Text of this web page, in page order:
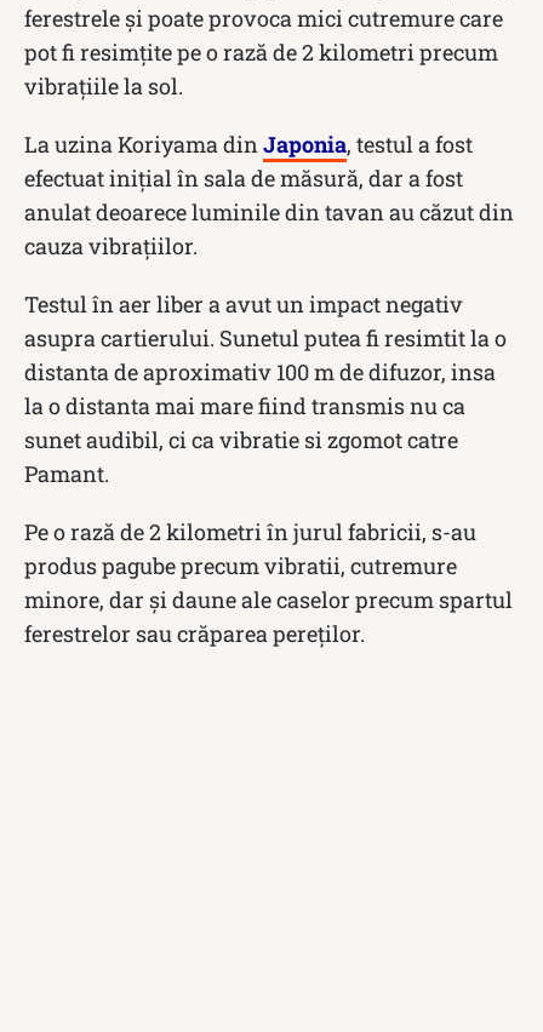
ferestrele și poate provoca mici cutremure care
pot fi resimțite pe o rază de 2 kilometri precum
vibrațiile la sol.
La uzina Koriyama din Japonia, testul a fost
efectuat inițial în sala de măsură, dar a fost
anulat deoarece luminile din tavan au căzut din
cauza vibrațiilor.
Testul în aer liber a avut un impact negativ
asupra cartierului. Sunetul putea fi resimtit la o
distanta de aproximativ 100 m de difuzor, insa
la o distanta mai mare fiind transmis nu ca
sunet audibil, ci ca vibratie si zgomot catre
Pamant.
Pe o rază de 2 kilometri în jurul fabricii, s-au
produs pagube precum vibratii, cutremure
minore, dar și daune ale caselor precum spartul
ferestrelor sau crăparea pereților.